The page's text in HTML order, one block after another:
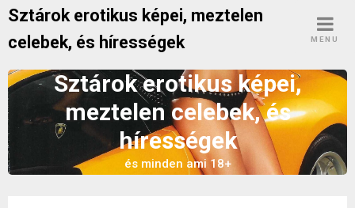
Skip
content
Sztárok erotikus képei, meztelen
celebek, és hírességek
MENU
Sztárok erotikus képei,
meztelen celebek, és
hírességek
és minden ami 18+